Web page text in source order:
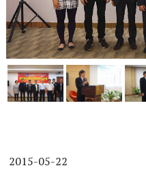
2015-05-22